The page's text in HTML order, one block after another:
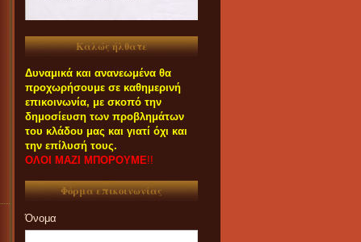
Καλώς ήλθατε
Δυναμικά και ανανεωμένα θα
προχωρήσουμε σε καθημερινή
επικοινωνία, με σκοπό την
δημοσίευση των προβλημάτων
του κλάδου μας και γιατί όχι και
την επίλυσή τους.
ΟΛΟΙ ΜΑΖΙ ΜΠΟΡΟΥΜΕ!!
Φόρμα επικοινωνίας
Όνομα